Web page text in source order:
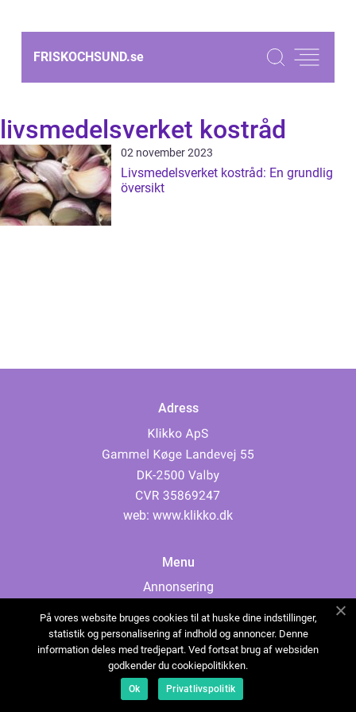
FRISKOCHSUND.se
livsmedelsverket kostråd
02 november 2023
Livsmedelsverket kostråd: En grundlig
översikt
Adress
web: www.klikko.dk
Menu
Annonsering
Cookies
Kontakta oss
Sitemap
På vores website bruges cookies til at huske dine indstillinger,
statistik og personalisering af indhold og annoncer. Denne
information deles med tredjepart. Ved fortsat brug af websiden
godkender du cookiepolitikken.
Ok Privatlivspolitik